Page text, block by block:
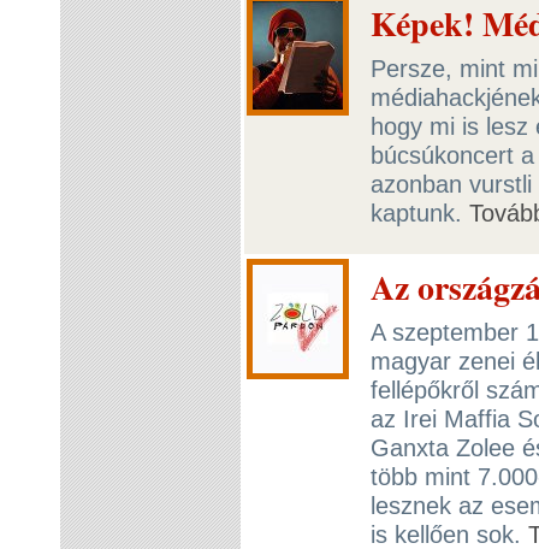
Képek!
Persze, mint
hogy mi is lesz
búcsúkoncert
azonban
kaptunk.
Az
A szeptember
magyar zenei
fellépőkről
az Irei Maffia
Ganxta Zolee
több mint
lesznek az
is kellően sok.